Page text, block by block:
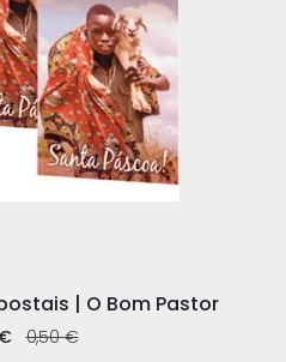
| O Bom Pastor
0,50€
€